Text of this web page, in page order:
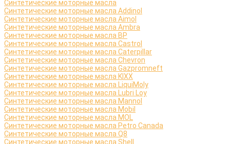
Синтетические моторные масла
Синтетические моторные масла Addinol
Синтетические моторные масла Aimol
Синтетические моторные масла Ambra
Синтетические моторные масла BP
Синтетические моторные масла Castrol
Синтетические моторные масла Caterpillar
Синтетические моторные масла Chevron
Синтетические моторные масла Gazpromneft
Синтетические моторные масла KIXX
Синтетические моторные масла LiquiMoly
Синтетические моторные масла Lubri Loy
Синтетические моторные масла Mannol
Синтетические моторные масла Mobil
Синтетические моторные масла MOL
Синтетические моторные масла Petro Canada
Синтетические моторные масла Q8
Синтетические моторные масла Shell